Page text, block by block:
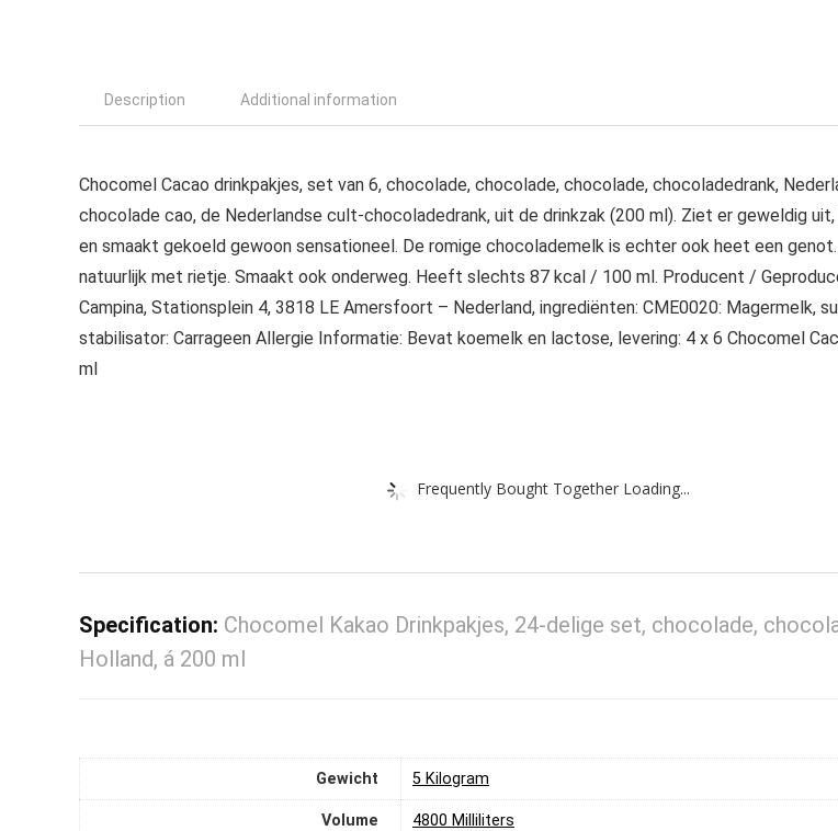
Description Additional information
Chocomel Cacao drinkpakjes, set van 6, chocolade, chocolade, chocolade, chocoladedrank,
chocolade cao, de Nederlandse cult-chocoladedrank, uit de drinkzak (200 ml). Ziet er geweldig
en smaakt gekoeld gewoon sensationeel. De romige chocolademelk is echter ook heet een
natuurlijk met rietje. Smaakt ook onderweg. Heeft slechts 87 kcal / 100 ml. Producent /
Campina, Stationsplein 4, 3818 LE Amersfoort – Nederland, ingrediënten: CME0020: Magermelk,
stabilisator: Carrageen Allergie Informatie: Bevat koemelk en lactose, levering: 4 x 6 Chocomel
ml
Frequently Bought Together Loading...
Specification: Chocomel Kakao Drinkpakjes, 24-delige set, chocolade,
Holland, á 200 ml
Gewicht ‎5 Kilogram
Volume ‎4800 Milliliters